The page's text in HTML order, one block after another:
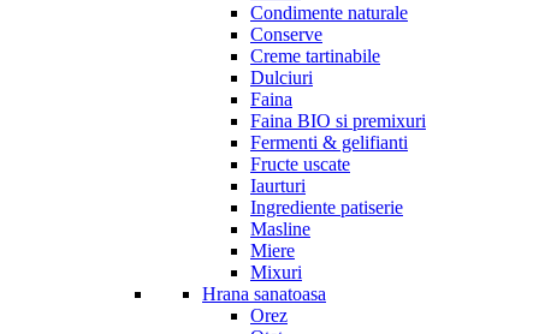
Condimente naturale
Conserve
Creme tartinabile
Dulciuri
Faina
Faina BIO si premixuri
Fermenti & gelifianti
Fructe uscate
Iaurturi
Ingrediente patiserie
Masline
Miere
Mixuri
Hrana sanatoasa
Orez